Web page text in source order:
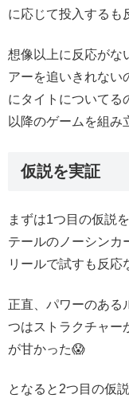
に応じて投入するも
想像以上に反応が
アーを追いきれな
にタイトについてる
以降のゲームを組み
仮説を実証
まずは1つ目の仮説
テールのノーシンカ
リールで試すも反応
正直、パワーのある
つはストラクチャー
が甘かった😱
となると2つ目の仮